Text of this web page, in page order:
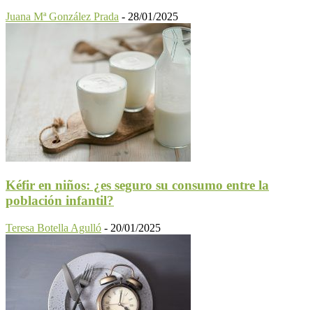
Juana Mª González Prada - 28/01/2025
Kéfir en niños: ¿es seguro su consumo entre la
población infantil?
Teresa Botella Agulló - 20/01/2025